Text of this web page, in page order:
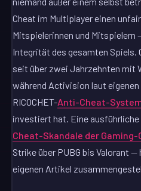
Cheat im Multiplayer einen
Mitspielerinnen und Mitspielern
Integrität des gesamten
seit über zwei Jahrzehnten mit
während Activision laut eigenen
RICOCHET-Anti-Cheat-
investiert hat. Eine
Cheat-Skandale der
Strike über PUBG bis Valorant
eigenen Artikel